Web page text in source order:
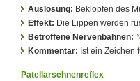
Auslösung: Beklopfen des
Effekt: Die Lippen werden
Betroffene Nervenbahnen:
Kommentar: Ist ein
Patellarsehnenreflex